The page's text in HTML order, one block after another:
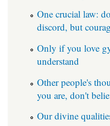
One crucial law:
discord, but
Only if you love
understand
Other people's
you are, don't
Our divine